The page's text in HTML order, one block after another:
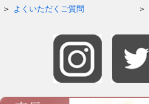
よくいただくご質問